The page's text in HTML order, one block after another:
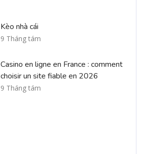
Kèo nhà cái
9 Tháng tám
Casino en ligne en France : comment
choisir un site fiable en 2026
9 Tháng tám